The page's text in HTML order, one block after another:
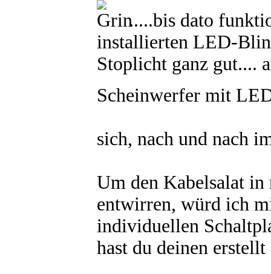
.....bis dato
installierten LED-
Stoplicht ganz gut....
Scheinwerfer mit
sich, nach und nach
Um den Kabelsalat
entwirren, würd ich
individuellen
hast du deinen erstellt